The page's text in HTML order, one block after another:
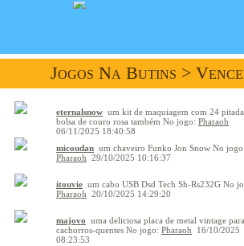
Jogos Na Butins >
eternalsnow um kit de maquiagem com 24
bolsa de couro rosa também No jogo: Pharaoh
06/11/2025 18:40:58
micoudan um chaveiro Funko Jon Snow No jogo:
Pharaoh 29/10/2025 10:16:37
itouvie um cabo USB Dsd Tech Sh-Rs232G No
Pharaoh 20/10/2025 14:29:20
majovo uma deliciosa placa de metal vintage para
cachorros-quentes No jogo: Pharaoh
16/10/2025
08:23:53